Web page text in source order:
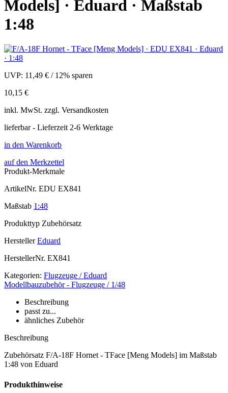
Models] · Eduard · Maßstab
1:48
UVP: 11,49 € / 12% sparen
10,15 €
inkl. MwSt. zzgl. Versandkosten
lieferbar - Lieferzeit 2-6 Werktage
in den Warenkorb
auf den Merkzettel
Produkt-Merkmale
ArtikelNr. EDU EX841
Maßstab 1:48
Produkttyp Zubehörsatz
Hersteller Eduard
HerstellerNr. EX841
Kategorien: Flugzeuge / Eduard
Modellbauzubehör - Flugzeuge / 1/48
Beschreibung
passt zu...
ähnliches Zubehör
Beschreibung
Zubehörsatz F/A-18F Hornet - TFace [Meng Models] im Maßstab
1:48 von Eduard
Produkthinweise